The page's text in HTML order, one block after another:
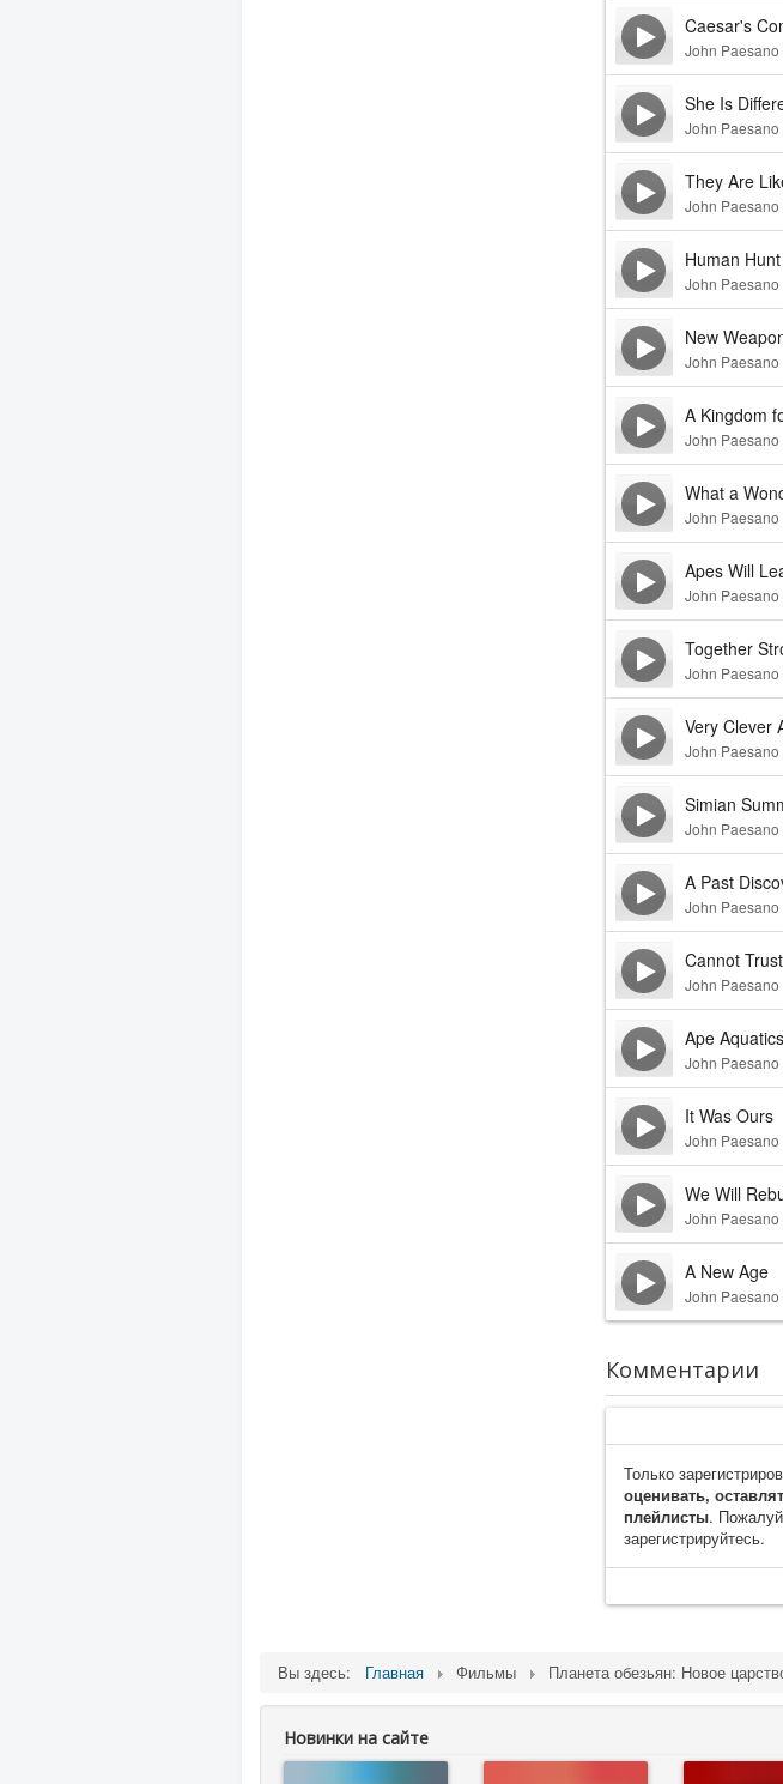
Caesar's
John Paesano
She Is
John Paesano
They Are
John Paesano
Human Hunt
John Paesano
New
John Paesano
A Kingdom
John Paesano
What a
John Paesano
Apes Will
John Paesano
Together
John Paesano
Very Clever
John Paesano
Simian
John Paesano
A Past
John Paesano
Cannot
John Paesano
Ape Aquatics
John Paesano
It Was Ours
John Paesano
We Will
John Paesano
A New Age
John Paesano
Комментарии
Только
оценивать,
плейлисты.
зарегистрируйтесь.
Вы здесь: Главная Фильмы Планета обезьян: Новое
Новинки на сайте